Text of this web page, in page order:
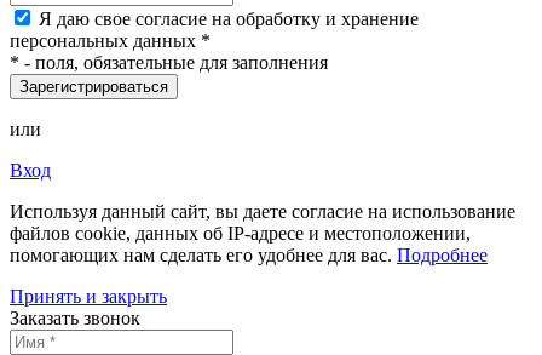
Я даю свое согласие на обработку и хранение
персональных данных *
* - поля, обязательные для заполнения
Зарегистрироваться
или
Вход
Используя данный сайт, вы даете согласие на использование
файлов cookie, данных об IP-адресе и местоположении,
помогающих нам сделать его удобнее для вас. Подробнее
Принять и закрыть
Заказать звонок